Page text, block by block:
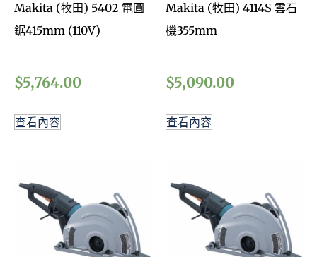
Makita (牧田) 5402 電圓
鋸415mm (110V)
$5,764.00
查看內容
Makita (牧田) 4114S 雲石
機355mm
$5,090.00
查看內容